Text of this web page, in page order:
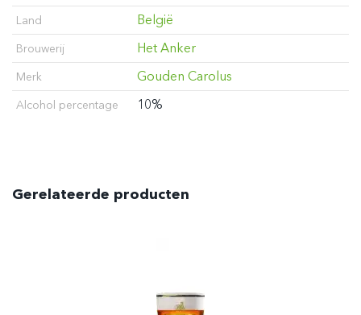
Land België
Brouwerij Het Anker
Merk Gouden Carolus
Alcohol percentage 10%
Gerelateerde producten